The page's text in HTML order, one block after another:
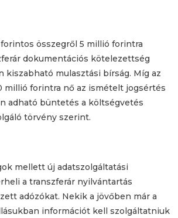
összegről 5 millió forintra
dokumentációs kötelezettség
kiszabható mulasztási bírság. Míg az
millió forintra nő az ismételt jogsértés
adható büntetés a költségvetés
törvény szerint.
mellett új adatszolgáltatási
a transzferár nyilvántartás
adózókat. Nekik a jövőben már a
információt kell szolgáltatniuk